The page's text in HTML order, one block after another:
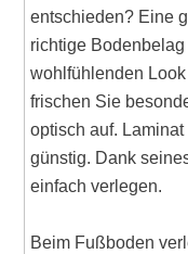
entschieden? Eine
richtige
wohlfühlenden
frischen Sie
optisch auf.
günstig. Dank
einfach verlegen.
Beim Fußboden